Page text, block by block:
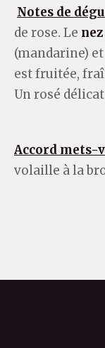
Notes de
de rose. Le nez
(mandarine)
est fruitée,
Un rosé
Accord mets-
volaille à la